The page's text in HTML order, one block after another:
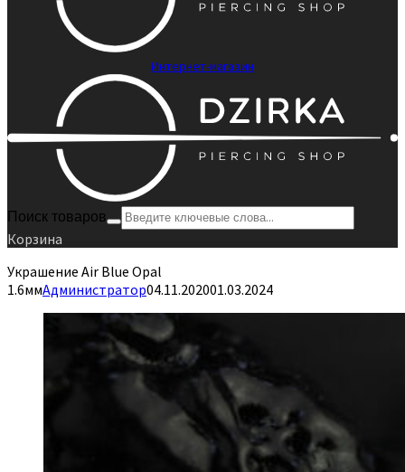
Интернет-магазин
Поиск товаров
Корзина
Украшение Air Blue Opal
1.6ммАдминистратор04.11.202001.03.2024